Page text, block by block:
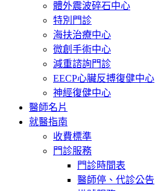
體外震波碎石中心
特別門診
海扶治療中心
微創手術中心
減重諮詢門診
EECP心臟反搏復健中心
神經復健中心
醫師名片
就醫指南
收費標準
門診服務
門診時間表
醫師停、代診公告